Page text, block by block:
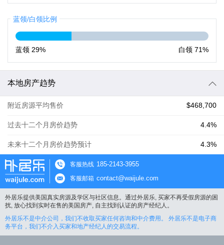
蓝领/白领比例
蓝领 29% 白领 71%
本地房产趋势
附近房源平均售价 $468,700
过去十二个月房价趋势 4.4%
未来十二个月房价趋势预计 4.3%
客服热线 185-2143-3955
客服邮箱 contact@waijule.com
外居乐提供美国真实房源及学区与社区信息。通过外居乐, 买家不再受假房源的困
扰, 放心找到实时在售的美国房产, 自主找到认证的房产经纪人。
外居乐不是中介公司，我们不收取买家任何咨询和中介费用。 外居乐不是电子商
务平台，我们不介入买家和地产经纪人的交易流程。